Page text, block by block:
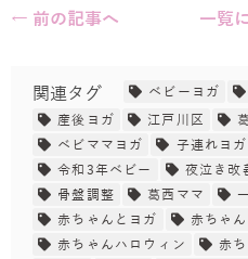
← 前の記事へ 一覧
関連タグ ベビーヨガ
産後ヨガ
江戸川区
ベビママヨガ
子連れヨガ
令和3年ベビー
夜泣き改
骨盤調整
葛西ママ
赤ちゃんとヨガ
赤ちゃ
赤ちゃんハロウィン
赤